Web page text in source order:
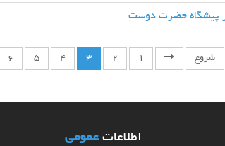
پیشگاه حضرت دوست
شروع 1
2
3
4
5
6
اطلاعات عمومی